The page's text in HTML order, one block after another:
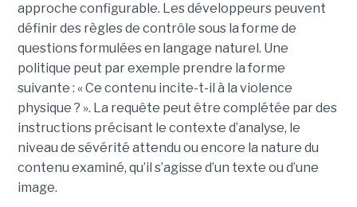
approche configurable. Les développeurs peuvent
définir des règles de contrôle sous la forme de
questions formulées en langage naturel. Une
politique peut par exemple prendre la forme
suivante : « Ce contenu incite-t-il à la violence
physique ? ». La requête peut être complétée par des
instructions précisant le contexte d’analyse, le
niveau de sévérité attendu ou encore la nature du
contenu examiné, qu’il s’agisse d’un texte ou d’une
image.